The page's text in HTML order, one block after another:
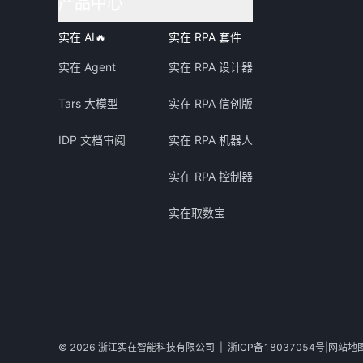
实在 AI🔥
实在 Agent
Tars 大模型
IDP 文档审阅
实在 RPA 套件
实在 RPA 设计器
实在 RPA 信创版
实在 RPA 机器人
实在 RPA 控制器
实在取数宝
© 2026 浙江实在智能科技有限公司 浙ICP备18037054号 网站地